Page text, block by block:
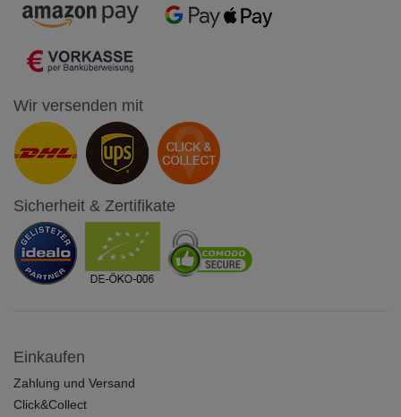
Wir versenden mit
Sicherheit & Zertifikate
Einkaufen
Zahlung und Versand
Click&Collect